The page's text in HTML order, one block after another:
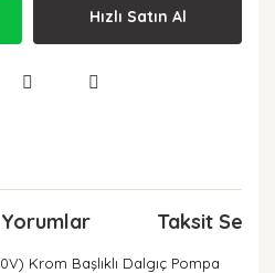
Hızlı Satın Al
Yorumlar Taksit
Krom Başlıklı Dalgıç Pompa